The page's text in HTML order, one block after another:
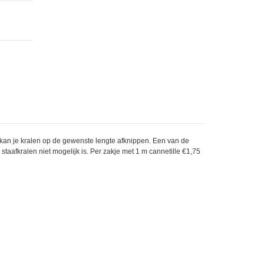
je kralen op de gewenste lengte afknippen. Een van de
niet mogelijk is. Per zakje met 1 m cannetille €1,75